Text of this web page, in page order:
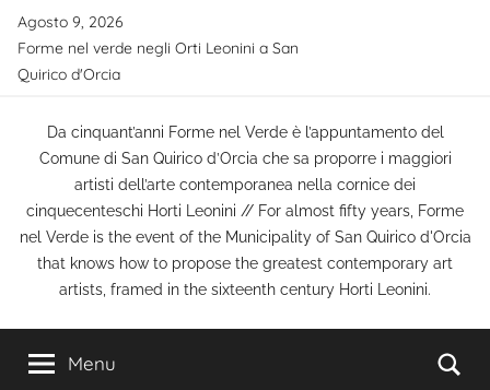
Salta
contenuto
Agosto 9, 2026
Forme nel verde negli Orti Leonini a San
Quirico d'Orcia
Da cinquant’anni Forme nel Verde è l’appuntamento del
Comune di San Quirico d’Orcia che sa proporre i maggiori
artisti dell’arte contemporanea nella cornice dei
cinquecenteschi Horti Leonini // For almost fifty years, Forme
nel Verde is the event of the Municipality of San Quirico d'Orcia
that knows how to propose the greatest contemporary art
artists, framed in the sixteenth century Horti Leonini.
Menu